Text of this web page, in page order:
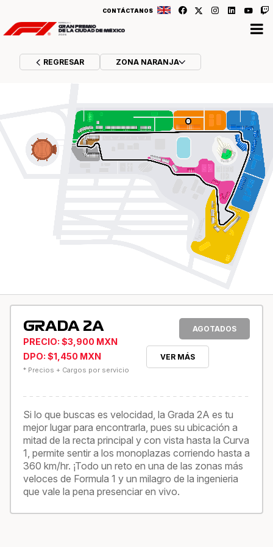
CONTÁCTANOS
REGRESAR ZONA NARANJA
GRADA 2A
PRECIO: $3,900 MXN
DPO: $1,450 MXN
* Precios + Cargos por servicio
AGOTADOS
VER MÁS
Si lo que buscas es velocidad, la Grada 2A es tu
mejor lugar para encontrarla, pues su ubicación a
mitad de la recta principal y con vista hasta la Curva
1, permite sentir a los monoplazas corriendo hasta a
360 km/hr. ¡Todo un reto en una de las zonas más
veloces de Formula 1 y un milagro de la ingenieria
que vale la pena presenciar en vivo.
2A